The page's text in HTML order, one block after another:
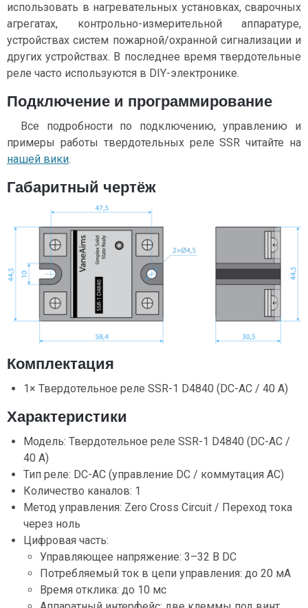
использовать в нагревательных установках, сварочных
агрегатах, контрольно-измерительной аппаратуре,
устройствах систем пожарной/охранной сигнализации и
других устройствах. В последнее время твердотельные
реле часто используются в DIY-электронике.
Подключение и программирование
Все подробности по подключению, управлению и
примеры работы твердотельных реле SSR читайте на
нашей вики.
Габаритный чертёж
Комплектация
1× Твердотельное реле SSR-1 D4840 (DC-AC / 40 А)
Характеристики
Модель: Твердотельное реле SSR-1 D4840 (DC-AC /
40 А)
Тип реле: DC-AC (управление DC / коммутация AC)
Количество каналов: 1
Метод управления: Zero Cross Circuit / Переход тока
через ноль
Цифровая часть:
Управляющее напряжение: 3–32 В DC
Потребляемый ток в цепи управления: до 20 мА
Время отклика: до 10 мс